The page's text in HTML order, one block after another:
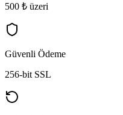
500 ₺ üzeri
Güvenli Ödeme
256-bit SSL